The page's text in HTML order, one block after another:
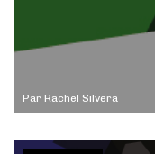
Par Rachel Silvera